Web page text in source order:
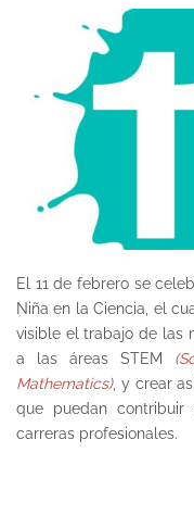
El 11 de febrero se
Niña en la Ciencia, el
visible el trabajo de las
a las áreas STEM
Mathematics), y crear
que puedan
carreras profesionales.